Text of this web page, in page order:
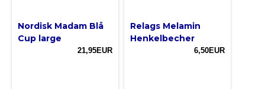
Nordisk Madam Blå
Cup large
21,95EUR
Relags Melamin
Henkelbecher
6,50EUR